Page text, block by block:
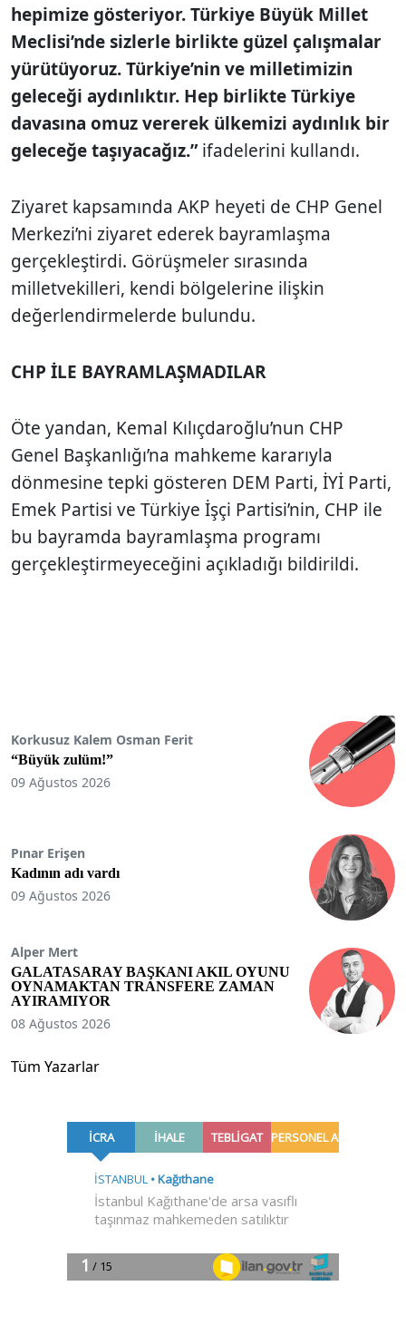
hepimize gösteriyor. Türkiye Büyük Millet
Meclisi’nde sizlerle birlikte güzel çalışmalar
yürütüyoruz. Türkiye’nin ve milletimizin
geleceği aydınlıktır. Hep birlikte Türkiye
davasına omuz vererek ülkemizi aydınlık bir
geleceğe taşıyacağız.”ifadelerini kullandı.
Ziyaret kapsamında AKP heyeti de CHP Genel
Merkezi’ni ziyaret ederek bayramlaşma
gerçekleştirdi. Görüşmeler sırasında
milletvekilleri, kendi bölgelerine ilişkin
değerlendirmelerde bulundu.
CHP İLE BAYRAMLAŞMADILAR
Öte yandan, Kemal Kılıçdaroğlu’nun CHP
Genel Başkanlığı’na mahkeme kararıyla
dönmesine tepki gösteren DEM Parti, İYİ Parti,
Emek Partisi ve Türkiye İşçi Partisi’nin, CHP ile
bu bayramda bayramlaşma programı
gerçekleştirmeyeceğini açıkladığı bildirildi.
Korkusuz Kalem Osman Ferit
“Büyük zulüm!”
09 Ağustos 2026
Pınar Erişen
Kadının adı vardı
09 Ağustos 2026
Alper Mert
GALATASARAY BAŞKANI AKIL OYUNU
OYNAMAKTAN TRANSFERE ZAMAN
AYIRAMIYOR
08 Ağustos 2026
Tüm Yazarlar